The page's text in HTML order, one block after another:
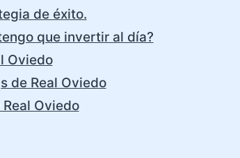
de éxito.
que invertir al día?
Oviedo
de Real Oviedo
Oviedo